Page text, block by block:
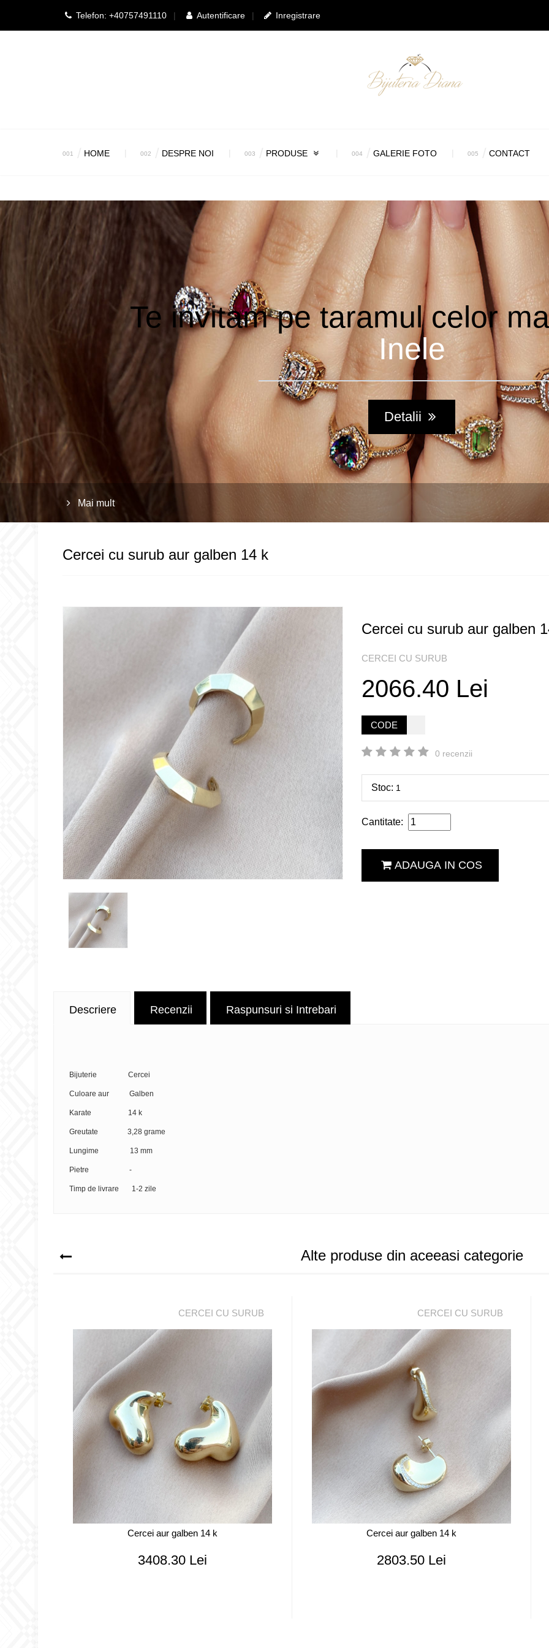
Telefon: +40757491110 Autentificare Inregistrare
HOME DESPRE NOI PRODUSE GALERIE FOTO CONTACT
Te invitam pe taramul celor
Inele
Detalii
Mai mult
Cercei cu surub aur galben 14 k
Cercei cu surub aur galben
CERCEI CU SURUB
2066.40 Lei
CODE
0 recenzii
Stoc: 1
Cantitate:
ADAUGA IN COS
Descriere Recenzii Raspunsuri si Intrebari
Bijuterie Cercei
Culoare aur Galben
Karate 14 k
Greutate 3,28 grame
Lungime 13 mm
Pietre -
Timp de livrare 1-2 zile
Alte produse din aceeasi categorie
CERCEI CU SURUB
Cercei aur galben 14 k
3408.30 Lei
CERCEI CU SURUB
Cercei aur galben 14 k
2803.50 Lei